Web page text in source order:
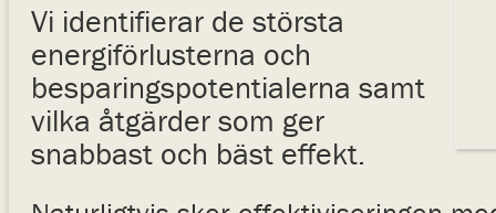
Vi identifierar de största
energiförlusterna och
besparingspotentialerna samt
vilka åtgärder som ger
snabbast och bäst effekt.